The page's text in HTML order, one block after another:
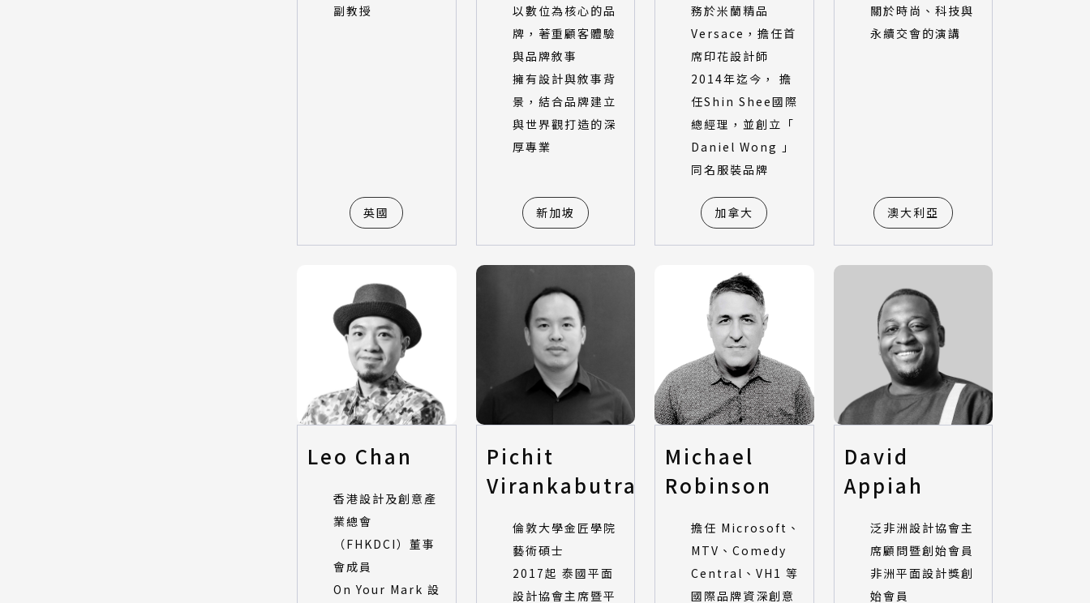
副教授
英國
以數位為核心的品
牌，著重顧客體驗
與品牌敘事
擁有設計與敘事背
景，結合品牌建立
與世界觀打造的深
厚專業
新加坡
務於米蘭精品
Versace，擔任首
席印花設計師
2014年迄今， 擔
任Shin Shee國際
總經理，並創立「
Daniel Wong 」
同名服裝品牌
加拿大
關於時尚、科技與
永續交會的演講
澳大利亞
Leo Chan
香港設計及創意產
業總會
（FHKDCI）董事
會成員
On Your Mark 設
Pichit
Virankabutra
倫敦大學金匠學院
藝術碩士
2017起 泰國平面
設計協會主席暨平
Michael
Robinson
擔任 Microsoft、
MTV、Comedy
Central、VH1 等
國際品牌資深創意
David
Appiah
泛非洲設計協會主
席顧問暨創始會員
非洲平面設計獎創
始會員